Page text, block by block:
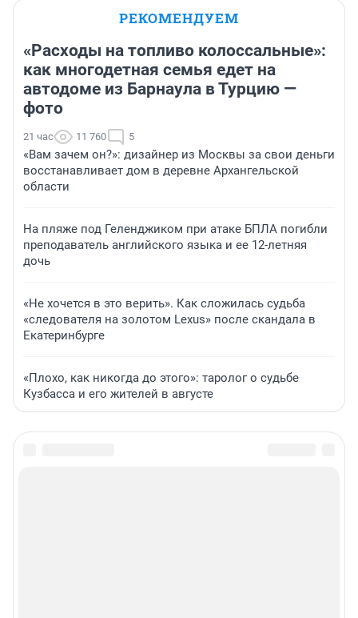
РЕКОМЕНДУЕМ
«Расходы на топливо колоссальные»:
как многодетная семья едет на
автодоме из Барнаула в Турцию —
фото
21 час 11 760 5
«Вам зачем он?»: дизайнер из Москвы за свои деньги
восстанавливает дом в деревне Архангельской
области
На пляже под Геленджиком при атаке БПЛА погибли
преподаватель английского языка и ее 12-летняя
дочь
«Не хочется в это верить». Как сложилась судьба
«следователя на золотом Lexus» после скандала в
Екатеринбурге
«Плохо, как никогда до этого»: таролог о судьбе
Кузбасса и его жителей в августе